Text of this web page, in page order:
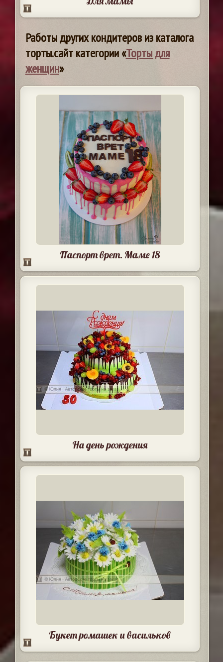
Работы других кондитеров из каталога
торты.сайт категории «Торты для
женщин»
Паспорт врет. Маме 18
На день рождения
Букет ромашек и васильков